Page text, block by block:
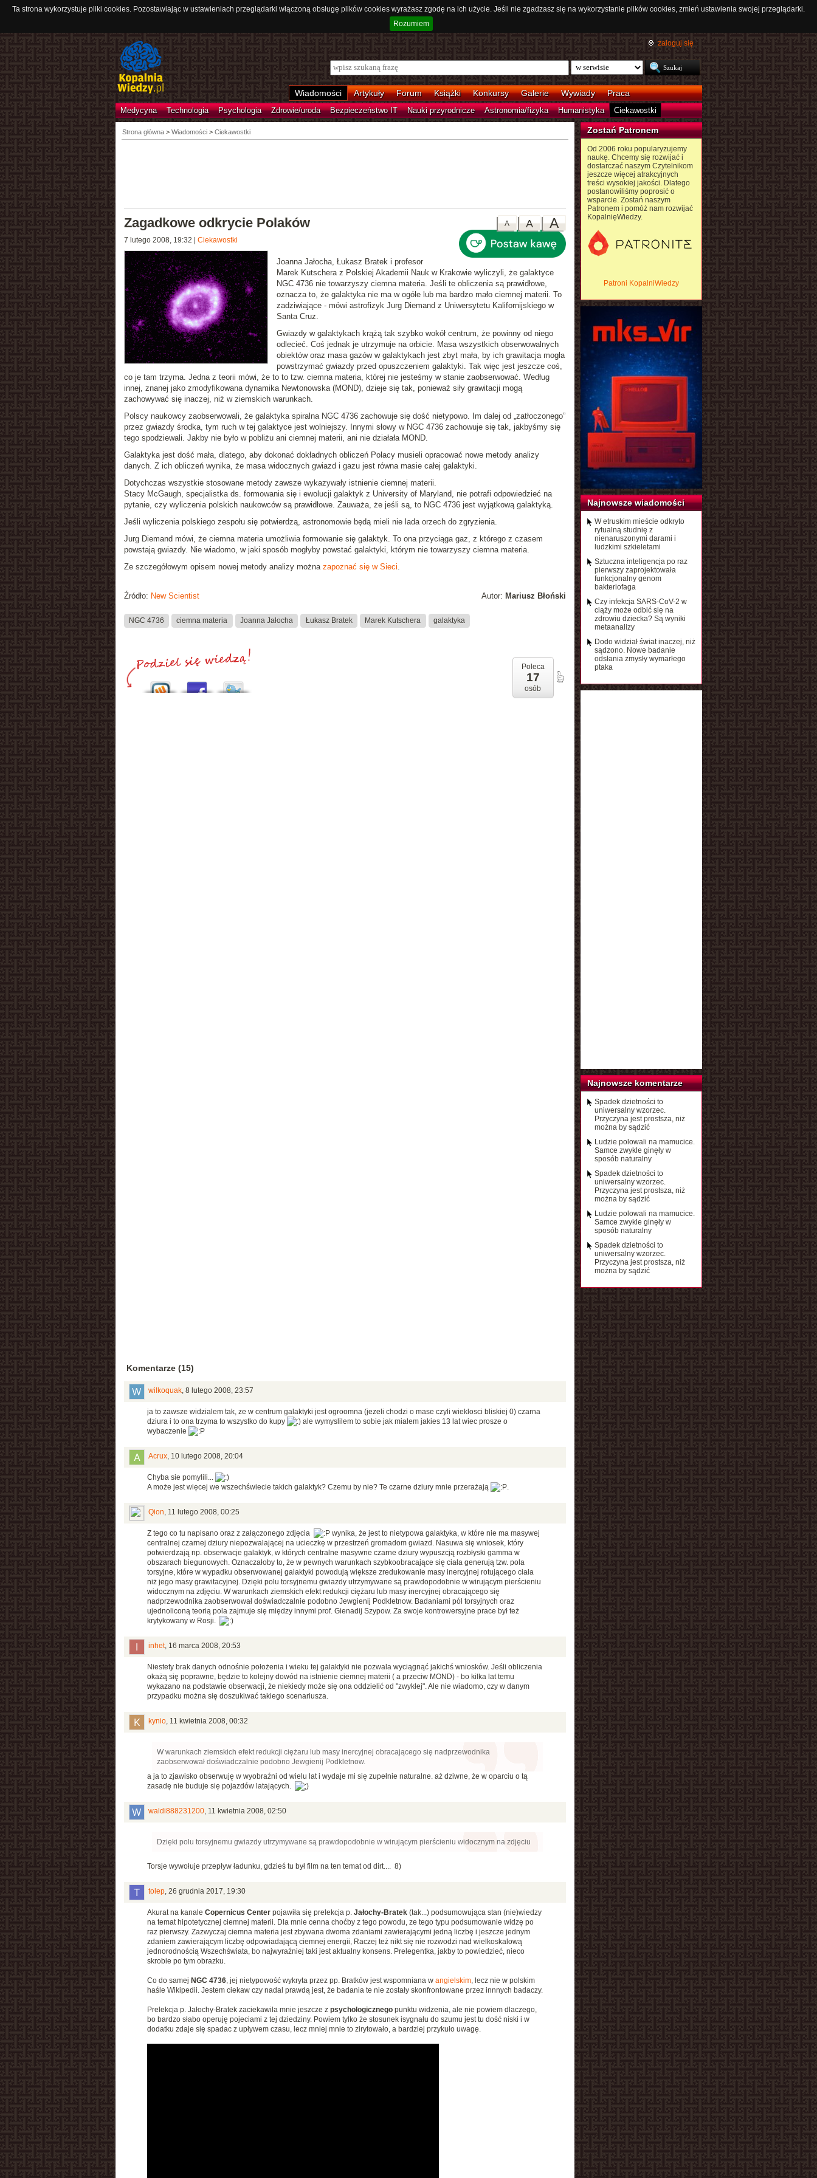
Ta strona wykorzystuje pliki cookies. Pozostawiając w ustawieniach przeglądarki włączoną obsługę plików cookies wyrażasz zgodę na ich użycie. Jeśli nie zgadzasz się na wykorzystanie plików cookies, zmień ustawienia swojej przeglądarki.
Rozumiem
zaloguj się
Wiadomości Artykuły Forum Książki Konkursy Galerie Wywiady Praca
Medycyna Technologia Psychologia Zdrowie/uroda Bezpieczeństwo IT Nauki przyrodnicze Astronomia/fizyka Humanistyka Ciekawostki
Strona główna> Wiadomości > Ciekawostki
A
A
A
Zagadkowe odkrycie Polaków
7 lutego 2008, 19:32 Ciekawostki
Joanna Jałocha, Łukasz Bratek i profesor
Marek Kutschera z Polskiej Akademii Nauk w Krakowie wyliczyli, że galaktyce
NGC 4736 nie towarzyszy ciemna materia. Jeśli te obliczenia są prawidłowe,
oznacza to, że galaktyka nie ma w ogóle lub ma bardzo mało ciemnej materii. To
zadziwiające- mówi astrofizyk Jurg Diemand z Uniwersytetu Kalifornijskiego w
Santa Cruz.
Gwiazdy w galaktykach krążą tak szybko wokół centrum, że powinny od niego
odlecieć. Coś jednak je utrzymuje na orbicie. Masa wszystkich obserwowalnych
obiektów oraz masa gazów w galaktykach jest zbyt mała, by ich grawitacja mogła
powstrzymać gwiazdy przed opuszczeniem galaktyki. Tak więc jest jeszcze coś,
co je tam trzyma. Jedna z teorii mówi, że to to tzw. ciemna materia, której nie jesteśmy w stanie zaobserwować. Według
innej, znanej jako zmodyfikowana dynamika Newtonowska (MOND), dzieje się tak, ponieważ siły grawitacji mogą
zachowywać się inaczej, niż w ziemskich warunkach.
Polscy naukowcy zaobserwowali, że galaktyka spiralna NGC 4736 zachowuje się dość nietypowo. Im dalej od „zatłoczonego”
przez gwiazdy środka, tym ruch w tej galaktyce jest wolniejszy. Innymi słowy w NGC 4736 zachowuje się tak, jakbyśmy się
tego spodziewali. Jakby nie było w pobliżu ani ciemnej materii, ani nie działała MOND.
Galaktyka jest dość mała, dlatego, aby dokonać dokładnych obliczeń Polacy musieli opracować nowe metody analizy
danych. Z ich obliczeń wynika, że masa widocznych gwiazd i gazu jest równa masie całej galaktyki.
Dotychczas wszystkie stosowane metody zawsze wykazywały istnienie ciemnej materii.
Stacy McGaugh, specjalistka ds. formowania się i ewolucji galaktyk z University of Maryland, nie potrafi odpowiedzieć na
pytanie, czy wyliczenia polskich naukowców są prawidłowe. Zauważa, że jeśli są, to NGC 4736 jest wyjątkową galaktyką.
Jeśli wyliczenia polskiego zespołu się potwierdzą, astronomowie będą mieli nie lada orzech do zgryzienia.
Jurg Diemand mówi, że ciemna materia umożliwia formowanie się galaktyk. To ona przyciąga gaz, z którego z czasem
powstają gwiazdy. Nie wiadomo, w jaki sposób mogłyby powstać galaktyki, którym nie towarzyszy ciemna materia.
Ze szczegółowym opisem nowej metody analizy można zapoznać się w Sieci.
Autor: Mariusz Błoński
Źródło: New Scientist
NGC 4736 ciemna materia Joanna Jałocha Łukasz Bratek Marek Kutschera galaktyka
Poleca
17
osób
Komentarze (15)
wilkoquak, 8 lutego 2008, 23:57
ja to zawsze widzialem tak, ze w centrum galaktyki jest ogroomna (jezeli chodzi o mase czyli wieklosci bliskiej 0) czarna
dziura i to ona trzyma to wszystko do kupy
ale wymyslilem to sobie jak mialem jakies 13 lat wiec prosze o
wybaczenie
Acrux, 10 lutego 2008, 20:04
Chyba sie pomylili...
A może jest więcej we wszechświecie takich galaktyk? Czemu by nie? Te czarne dziury mnie przerażają
.
Qion, 11 lutego 2008, 00:25
Z tego co tu napisano oraz z załączonego zdjęcia
wynika, że jest to nietypowa galaktyka, w które nie ma masywej
centralnej czarnej dziury niepozwalającej na ucieczkę w przestrzeń gromadom gwiazd. Nasuwa się wniosek, który
potwierdzają np. obserwacje galaktyk, w których centralne masywne czarne dziury wypuszcją rozbłyski gamma w
obszarach biegunowych. Oznaczałoby to, że w pewnych warunkach szybkoobracające się ciała generują tzw. pola
torsyjne, które w wypadku obserwowanej galaktyki powodują większe zredukowanie masy inercyjnej rotującego ciała
niż jego masy grawitacyjnej. Dzięki polu torsyjnemu gwiazdy utrzymywane są prawdopodobnie w wirującym pierścieniu
widocznym na zdjęciu. W warunkach ziemskich efekt redukcji ciężaru lub masy inercyjnej obracającego się
nadprzewodnika zaobserwował doświadczalnie podobno Jewgienij Podkletnow. Badaniami pól torsyjnych oraz
ujednoliconą teorią pola zajmuje się między innymi prof. Gienadij Szypow. Za swoje kontrowersyjne prace był też
krytykowany w Rosji.
inhet, 16 marca 2008, 20:53
Niestety brak danych odnośnie położenia i wieku tej galaktyki nie pozwala wyciągnąć jakichś wniosków. Jeśli obliczenia
okażą się poprawne, będzie to kolejny dowód na istnienie ciemnej materii ( a przeciw MOND) - bo kilka lat temu
wykazano na podstawie obserwacji, że niekiedy może się ona oddzielić od "zwykłej". Ale nie wiadomo, czy w danym
przypadku można się doszukiwać takiego scenariusza.
kynio, 11 kwietnia 2008, 00:32
W warunkach ziemskich efekt redukcji ciężaru lub masy inercyjnej obracającego się nadprzewodnika
zaobserwował doświadczalnie podobno Jewgienij Podkletnow.
a ja to zjawisko obserwuję w wyobraźni od wielu lat i wydaje mi się zupełnie naturalne. aż dziwne, że w oparciu o tą
zasadę nie buduje się pojazdów latających.
waldi888231200, 11 kwietnia 2008, 02:50
Dzięki polu torsyjnemu gwiazdy utrzymywane są prawdopodobnie w wirującym pierścieniu widocznym na zdjęciu
Torsje wywołuje przepływ ładunku, gdzieś tu był film na ten temat od dirt.... 8)
tolep, 26 grudnia 2017, 19:30
Akurat na kanale Copernicus Centerpojawiła się prelekcja p. Jałochy-Bratek(tak...) podsumowująca stan (nie)wiedzy
na temat hipotetycznej ciemnej materii. Dla mnie cenna choćby z tego powodu, ze tego typu podsumowanie widzę po
raz pierwszy. Zazwyczaj ciemna materia jest zbywana dwoma zdaniami zawierającymi jedną liczbę i jeszcze jednym
zdaniem zawierającym liczbę odpowiadającą ciemnej energii, Raczej też nikt się nie rozwodzi nad wielkoskalową
jednorodnością Wszechświata, bo najwyraźniej taki jest aktualny konsens. Prelegentka, jakby to powiedzieć, nieco
skrobie po tym obrazku.
Co do samej NGC 4736, jej nietypowość wykryta przez pp. Bratków jest wspomniana w angielskim, lecz nie w polskim
haśle Wikipedii. Jestem ciekaw czy nadal prawdą jest, że badania te nie zostały skonfrontowane przez innnych badaczy.
Prelekcja p. Jałochy-Bratek zaciekawila mnie jeszcze z psychologicznegopunktu widzenia, ale nie powiem dlaczego,
bo bardzo słabo operuję pojeciami z tej dziedziny. Powiem tylko że stosunek isygnału do szumu jest tu dość niski i w
dodatku zdaje się spadac z upływem czasu, lecz mniej mnie to zirytowało, a bardziej przykuło uwagę.
Zostań Patronem
Od 2006 roku popularyzujemy
naukę. Chcemy się rozwijać i
dostarczać naszym Czytelnikom
jeszcze więcej atrakcyjnych
treści wysokiej jakości. Dlatego
postanowiliśmy poprosić o
wsparcie. Zostań naszym
Patronem i pomóż nam rozwijać
KopalnięWiedzy.
Patroni KopalniWiedzy
Najnowsze wiadomości
W etruskim mieście odkryto
rytualną studnię z
nienaruszonymi darami i
ludzkimi szkieletami
Sztuczna inteligencja po raz
pierwszy zaprojektowała
funkcjonalny genom
bakteriofaga
Czy infekcja SARS-CoV-2 w
ciąży może odbić się na
zdrowiu dziecka? Są wyniki
metaanalizy
Dodo widział świat inaczej, niż
sądzono. Nowe badanie
odsłania zmysły wymarłego
ptaka
Najnowsze komentarze
Spadek dzietności to
uniwersalny wzorzec.
Przyczyna jest prostsza, niż
można by sądzić
Ludzie polowali na mamucice.
Samce zwykle ginęły w
sposób naturalny
Spadek dzietności to
uniwersalny wzorzec.
Przyczyna jest prostsza, niż
można by sądzić
Ludzie polowali na mamucice.
Samce zwykle ginęły w
sposób naturalny
Spadek dzietności to
uniwersalny wzorzec.
Przyczyna jest prostsza, niż
można by sądzić